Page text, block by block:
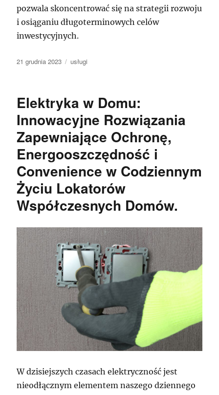
pozwala skoncentrować się na strategii rozwoju
i osiąganiu długoterminowych celów
inwestycyjnych.
Data
21 grudnia 2023 Kategorie
usługi
Elektryka w Domu:
Innowacyjne Rozwiązania
Zapewniające Ochronę,
Energooszczędność i
Convenience w Codziennym
Życiu Lokatorów
Współczesnych Domów.
W dzisiejszych czasach elektryczność jest
nieodłącznym elementem naszego dziennego